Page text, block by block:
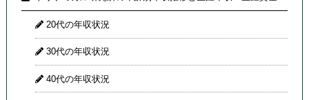
20代の年収状況
30代の年収状況
40代の年収状況